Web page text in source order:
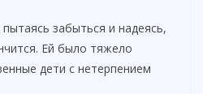
забыться и надеясь,
Ей было тяжело
дети с нетерпением